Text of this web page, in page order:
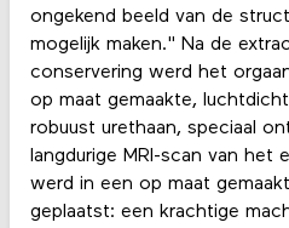
ongekend beeld van de
mogelijk maken." Na de
conservering werd het
op maat gemaakte,
robuust urethaan, speciaal
langdurige MRI-scan van het
werd in een op maat
geplaatst: een krachtige